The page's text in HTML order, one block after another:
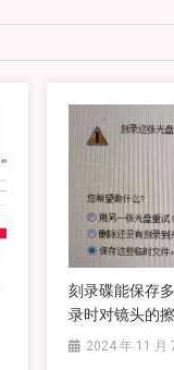
刻录碟能保存
录时对镜头的
2024 年 11 月